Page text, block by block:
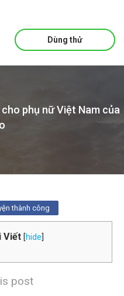
Dùng thử
phụ nữ Việt Nam của
thành công
Viết [hide
post